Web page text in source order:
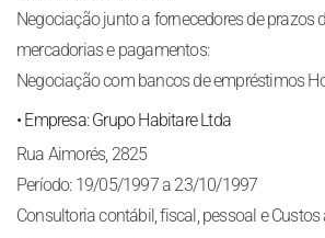
Negociação junto a fornecedores de prazos
mercadorias e pagamentos:
Negociação com bancos de empréstimos
• Empresa: Grupo Habitare Ltda
Rua Aimorés, 2825
Período: 19/05/1997 a 23/10/1997
Consultoria contábil, fiscal, pessoal e